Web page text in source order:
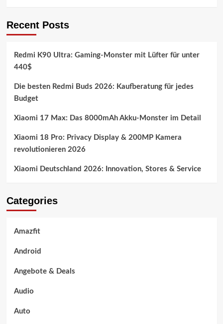
Recent Posts
Redmi K90 Ultra: Gaming-Monster mit Lüfter für unter
440$
Die besten Redmi Buds 2026: Kaufberatung für jedes
Budget
Xiaomi 17 Max: Das 8000mAh Akku-Monster im Detail
Xiaomi 18 Pro: Privacy Display & 200MP Kamera
revolutionieren 2026
Xiaomi Deutschland 2026: Innovation, Stores & Service
Categories
Amazfit
Android
Angebote & Deals
Audio
Auto